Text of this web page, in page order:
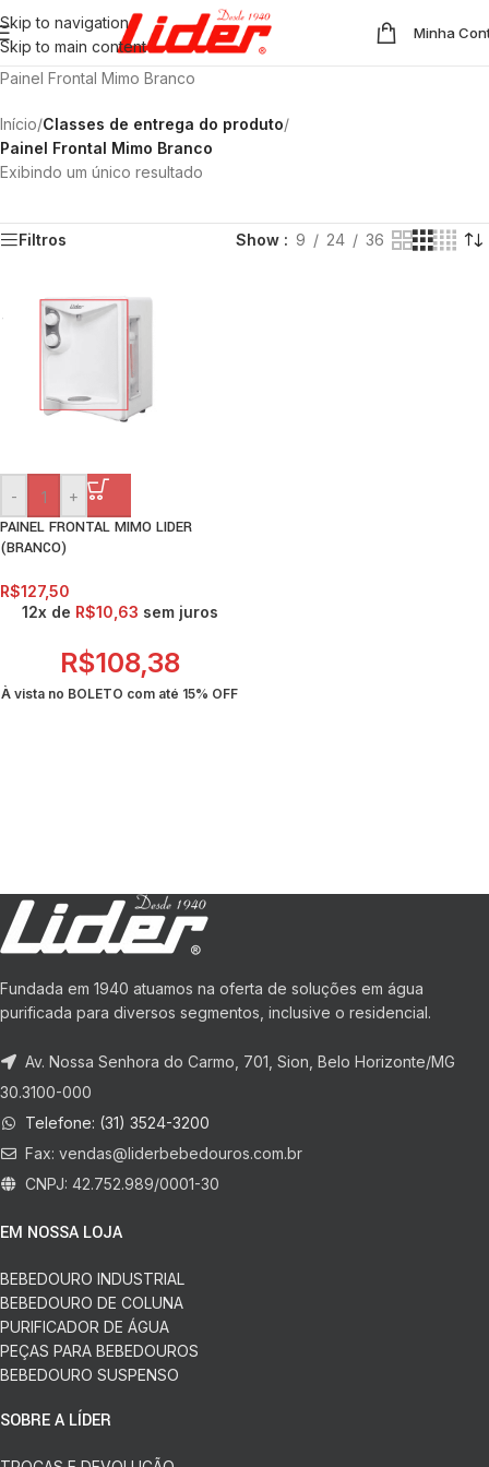
Skip to navigation
Skip to main content
Minha
Painel Frontal Mimo Branco
Início/Classes de entrega do produto/
Painel Frontal Mimo Branco
Exibindo um único resultado
Filtros Show 9 24 36
- +
PAINEL FRONTAL MIMO LIDER
(BRANCO)
R$127,50
12x de R$10,63 sem juros
R$108,38
À vista no BOLETO com até 15% OFF
Fundada em 1940 atuamos na oferta de soluções em água
purificada para diversos segmentos, inclusive o residencial.
Av. Nossa Senhora do Carmo, 701, Sion, Belo Horizonte/MG
30.3100-000
Telefone: (31) 3524-3200
Fax: vendas@liderbebedouros.com.br
CNPJ: 42.752.989/0001-30
EM NOSSA LOJA
BEBEDOURO INDUSTRIAL
BEBEDOURO DE COLUNA
PURIFICADOR DE ÁGUA
PEÇAS PARA BEBEDOUROS
BEBEDOURO SUSPENSO
SOBRE A LÍDER